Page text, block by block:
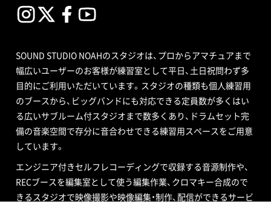
SOUND STUDIO NOAHのスタジオは、プロからアマチュアまで
幅広いユーザーのお客様が練習室として平日、土日祝問わず多
目的にご利用いただいています。スタジオの種類も個人練習用
のブースから、ビッグバンドにも対応できる定員数が多くはい
る広いサブルーム付スタジオまで数多くあり、ドラムセット完
備の音楽空間で存分に音合わせできる練習用スペースをご用意
しています。
エンジニア付きセルフレコーディングで収録する音源制作や、
RECブースを編集室として使う編集作業、クロマキー合成ので
きるスタジオで映像撮影や映像編集・制作、配信ができるサービ